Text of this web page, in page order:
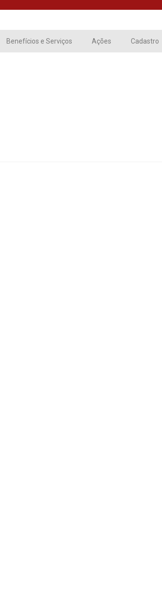
Benefícios e Serviços Ações Cadastro